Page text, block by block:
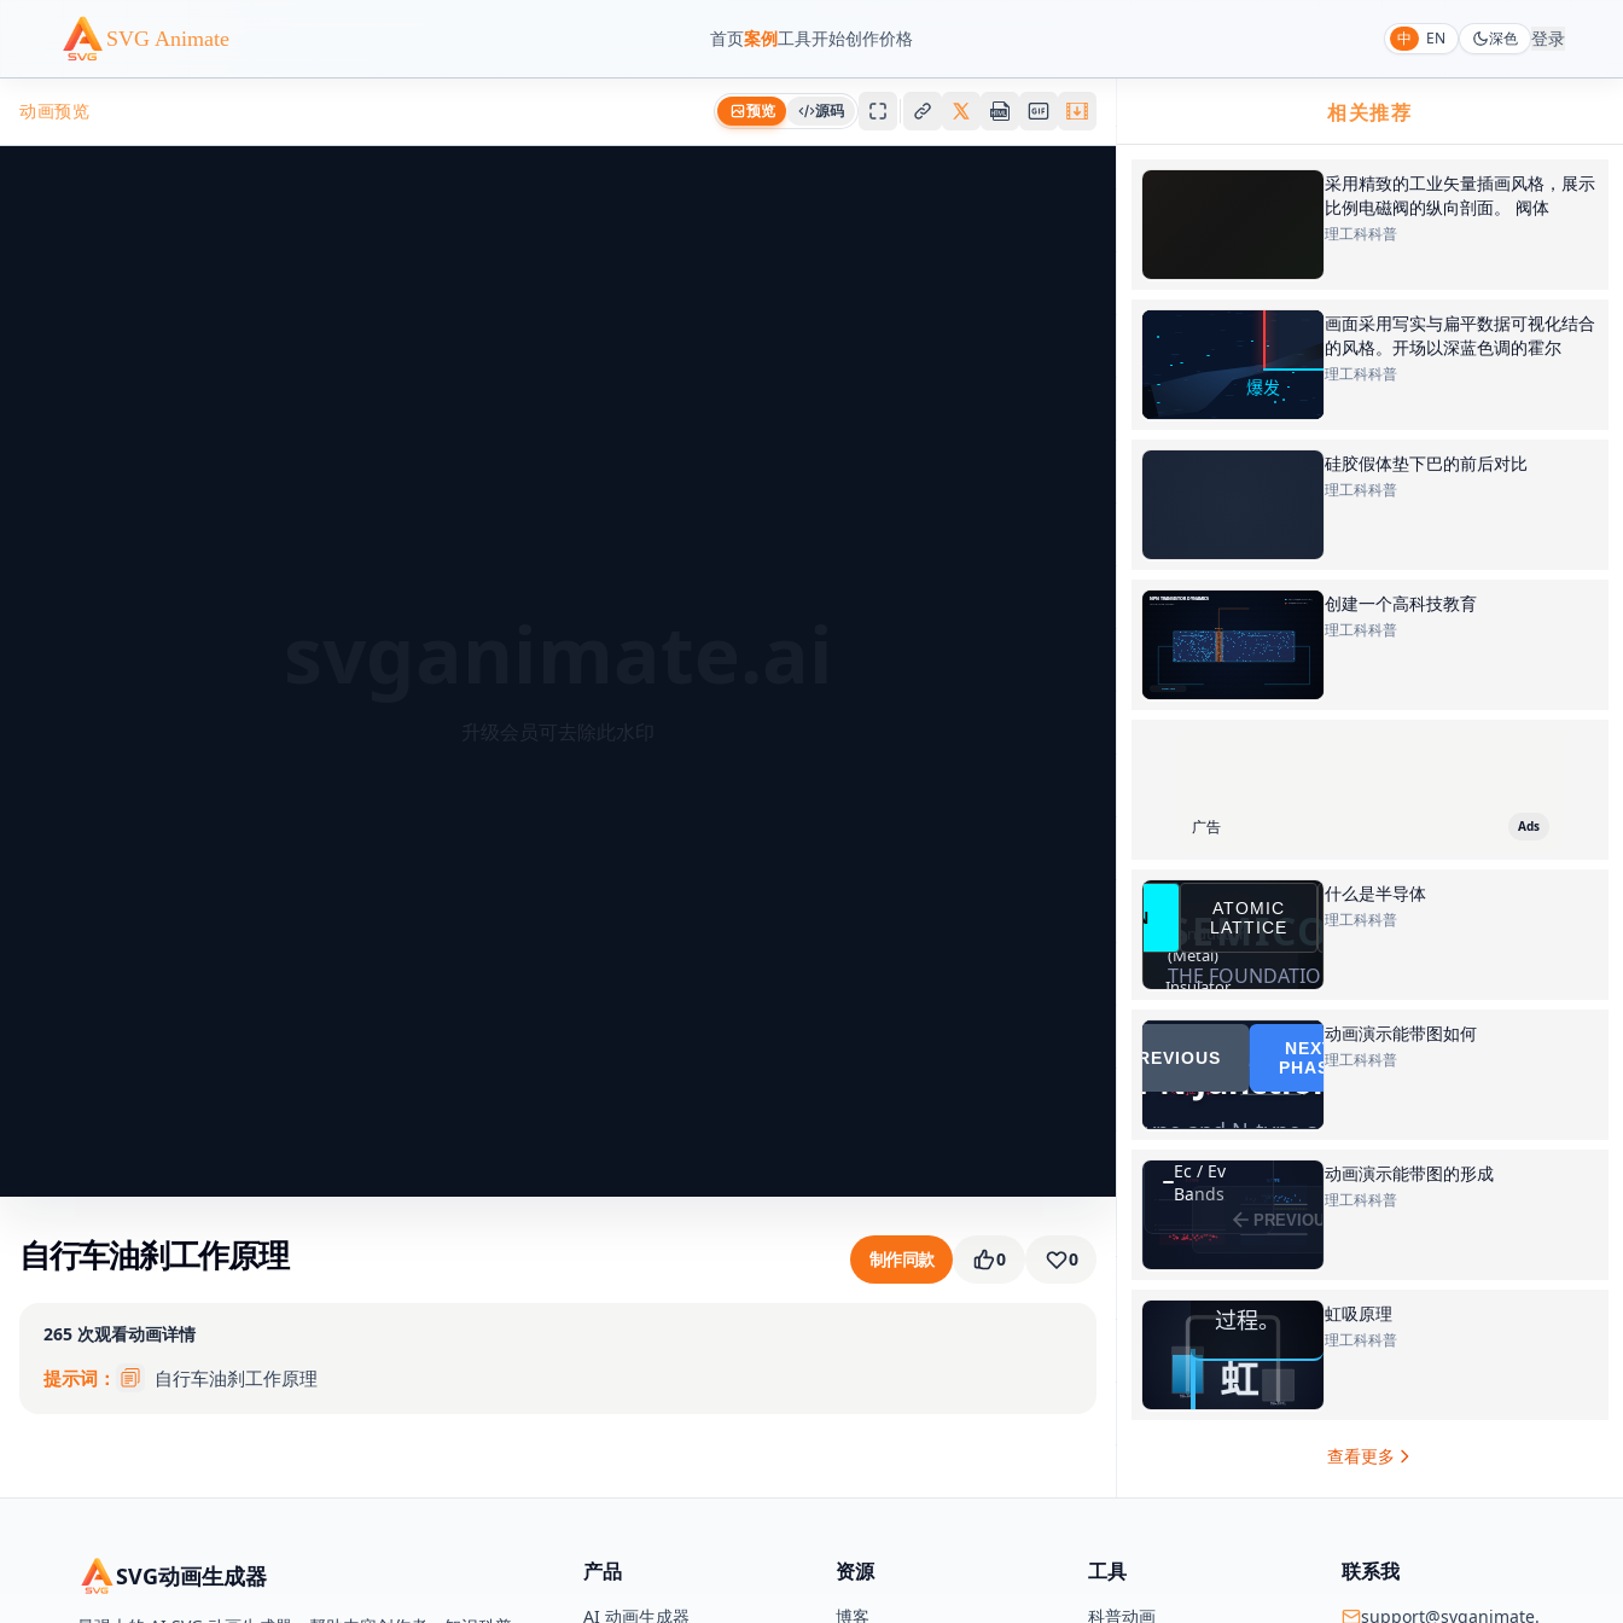
SVG Animate 首页案例工具开始创作价格 中 EN 深色 登录
动画预览 预览 源码
升级会员可去除此水印
自行车油刹工作原理 制作同款 0 0
265 次观看动画详情
提示词： 自行车油刹工作原理
相关推荐
采用精致的工业矢量插画风格，展示
比例电磁阀的纵向剖面。 阀体
理工科科普
画面采用写实与扁平数据可视化结合
的风格。开场以深蓝色调的霍尔
理工科科普
硅胶假体垫下巴的前后对比
理工科科普
创建一个高科技教育
理工科科普
广告 Ads
什么是半导体
理工科科普
动画演示能带图如何
理工科科普
动画演示能带图的形成
理工科科普
虹吸原理
理工科科普
查看更多
SVG动画生成器 产品
AI 动画生成器
资源
博客
工具
科普动画
联系我
support@svganimate.